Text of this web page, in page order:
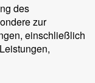
des
zur
einschließlich